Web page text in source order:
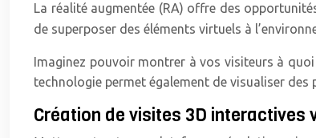
La réalité augmentée (RA) offre des
de superposer des éléments virtuels à
Imaginez pouvoir montrer à vos visiteurs à
technologie permet également de visualiser
Création de visites 3D interactives